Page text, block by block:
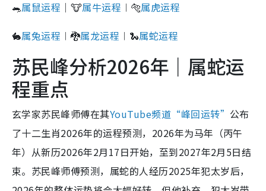
🐀属鼠运程 ｜🐮属牛运程 ︱🐅属虎运程
🐇属兔运程 ︱🐉属龙运程 ︱🐍属蛇运程
苏民峰分析2026年｜属蛇运
程重点
玄学家苏民峰师傅在其YouTube频道“峰回运转” 公布
了十二生肖2026年的运程预测，2026年为马年（丙午
年）从新历2026年2月17日开始，至到2027年2月5日结
束。苏民峰师傅预测，属蛇的人经历2025年犯太岁后，